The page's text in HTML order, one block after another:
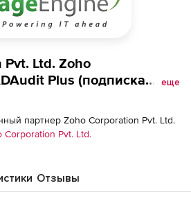
Ltd. Zoho
Plus (подписка
еще
партнер Zoho Corporation Pvt. Ltd.
Corporation Pvt. Ltd.
Отзывы